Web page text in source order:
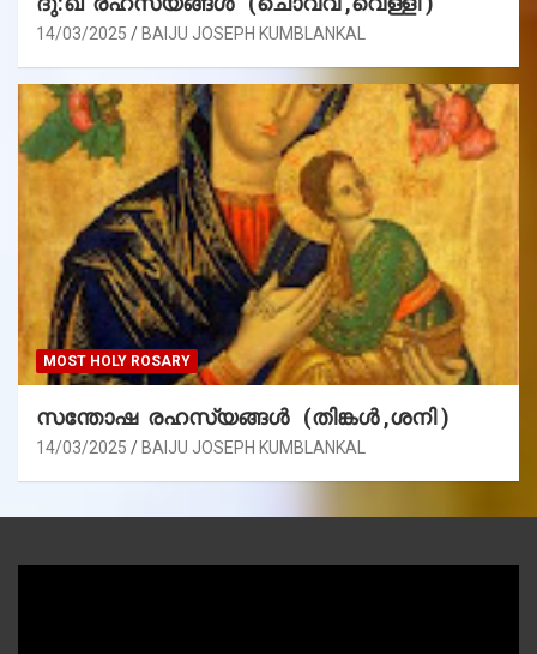
14/03/2025 BAIJU JOSEPH KUMBLANKAL
MOST HOLY ROSARY
സന്തോഷ രഹസ്യങ്ങൾ (തിങ്കൾ ,ശനി )
14/03/2025 BAIJU JOSEPH KUMBLANKAL